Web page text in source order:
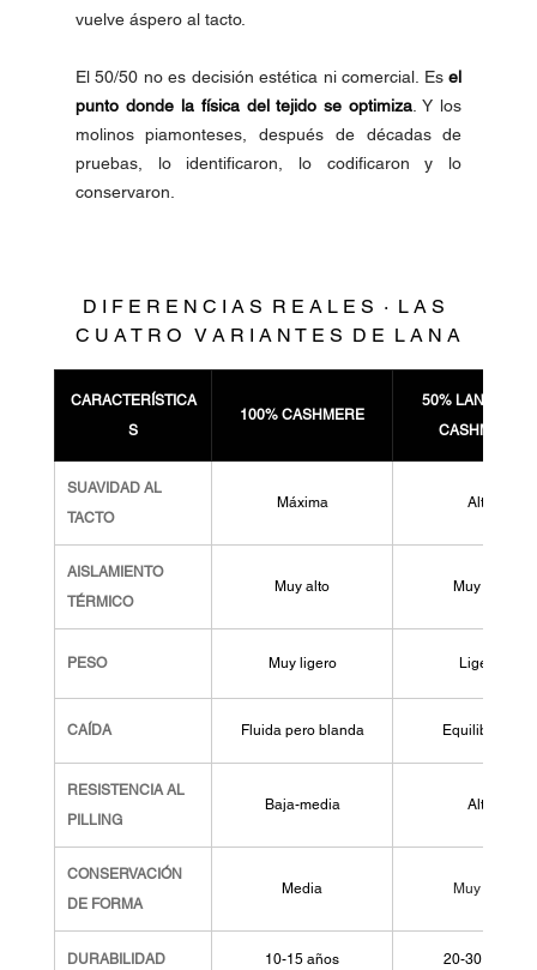
vuelve áspero al tacto.
El 50/50 no es decisión estética ni comercial. Es el
punto donde la física del tejido se optimiza . Y los
molinos piamonteses, después de décadas de
pruebas, lo identificaron, lo codificaron y lo
conservaron.
D I F E R E N C I A S  R E A L E S  ·  L A S
C U A T R O   V A R I A N T E S  D E  L A N A
CARACTERÍSTICA
S
100% CASHMERE
50% LANA ·
CASHMERE
SUAVIDAD AL
TACTO
Máxima Alta
AISLAMIENTO
TÉRMICO
Muy alto Muy alto
PESO Muy ligero Ligero
CAÍDA Fluida pero blanda Equilibrado
RESISTENCIA AL
PILLING
Baja-media Alta
CONSERVACIÓN
DE FORMA
Media Muy alta
DURABILIDAD 10-15 años 20-30 años